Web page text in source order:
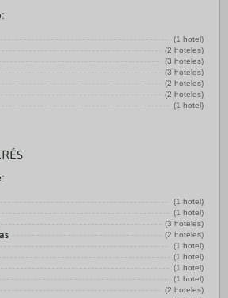
(1 hotel)
(2 hoteles)
(3 hoteles)
(3 hoteles)
(2 hoteles)
(2 hoteles)
(1 hotel)
(1 hotel)
(1 hotel)
(3 hoteles)
(2 hoteles)
(1 hotel)
(1 hotel)
(1 hotel)
(1 hotel)
(2 hoteles)